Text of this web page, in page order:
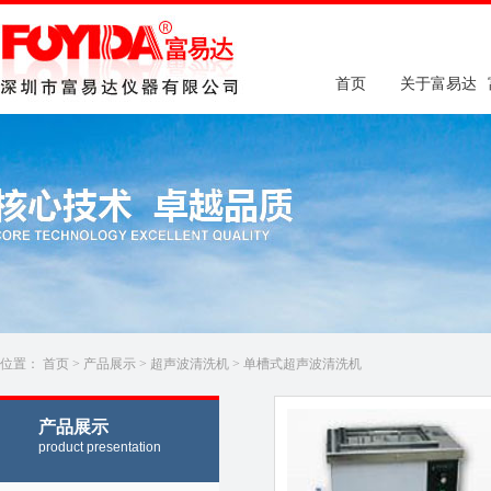
首页 关于富易达
位置： 首页 > 产品展示 > 超声波清洗机 > 单槽式超声波清洗机
产品展示
product presentation